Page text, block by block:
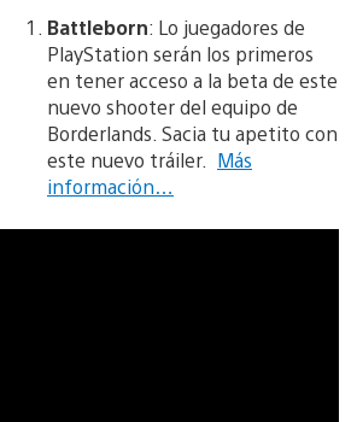
Battleborn: Lo juegadores de
PlayStation serán los primeros
en tener acceso a la beta de este
nuevo shooter del equipo de
Borderlands. Sacia tu apetito con
este nuevo tráiler. Más
información…